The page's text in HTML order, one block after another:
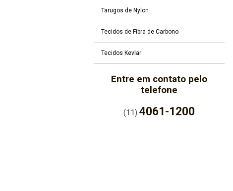
Tarugos de Nylon
Tecidos de Fibra de Carbono
Tecidos Kevlar
Entre em contato pelo
telefone
(11)4061-1200